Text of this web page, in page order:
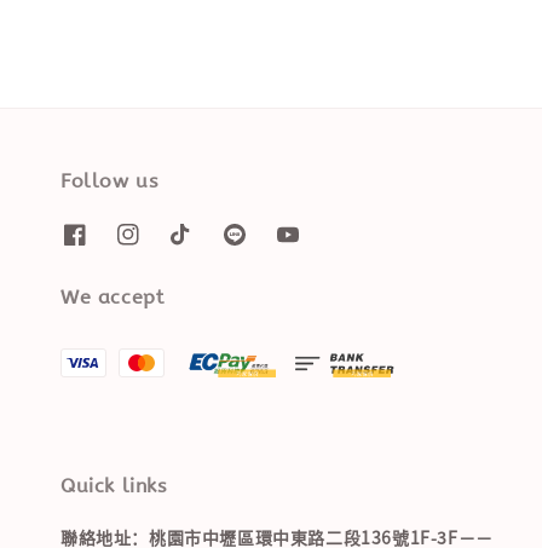
Follow us
We accept
Quick links
聯絡地址：桃園市中壢區環中東路二段136號1F-3F－－